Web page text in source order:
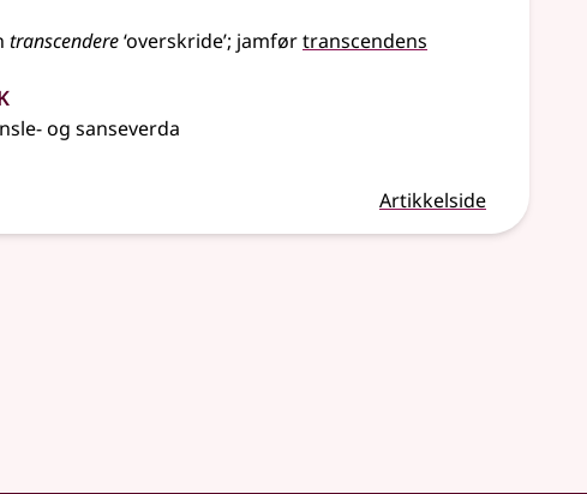
transcendere‘overskride’; jamførtranscendens
og sanseverda
Artikkelside